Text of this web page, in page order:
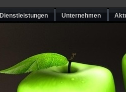
Dienstleistungen Unternehmen